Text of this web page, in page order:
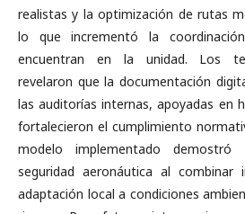
realistas y la optimización de rutas
lo que incrementó la
encuentran en la unidad. Los
revelaron que la documentación
las auditorías internas, apoyadas en
fortalecieron el cumplimiento
modelo implementado
seguridad aeronáutica al combinar
adaptación local a condiciones